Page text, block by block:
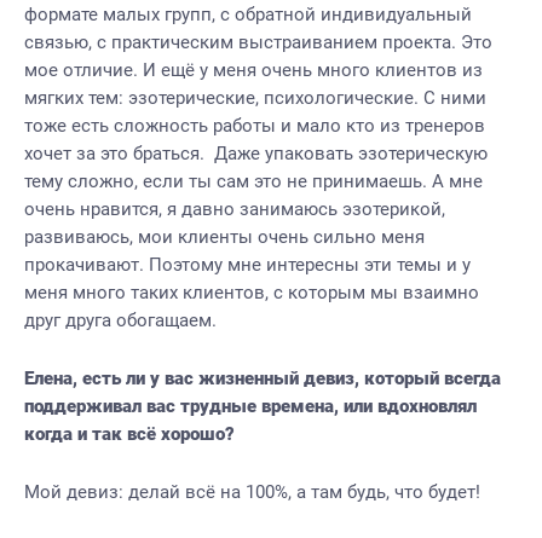
формате малых групп, с обратной индивидуальный
связью, с практическим выстраиванием проекта. Это
мое отличие. И ещё у меня очень много клиентов из
мягких тем: эзотерические, психологические. С ними
тоже есть сложность работы и мало кто из тренеров
хочет за это браться. Даже упаковать эзотерическую
тему сложно, если ты сам это не принимаешь. А мне
очень нравится, я давно занимаюсь эзотерикой,
развиваюсь, мои клиенты очень сильно меня
прокачивают. Поэтому мне интересны эти темы и у
меня много таких клиентов, с которым мы взаимно
друг друга обогащаем.
Елена, есть ли у вас жизненный девиз, который всегда
поддерживал вас трудные времена, или вдохновлял
когда и так всё хорошо?
Мой девиз: делай всё на 100%, а там будь, что будет!